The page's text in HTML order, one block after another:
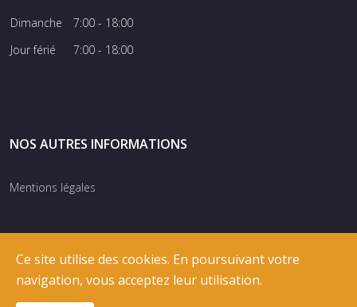
Dimanche
Jour férié
7:00 - 18:00
7:00 - 18:00
NOS AUTRES INFORMATIONS
Mentions légales
Ce site utilise des cookies. En poursuivant votre
navigation, vous acceptez leur utilisation.